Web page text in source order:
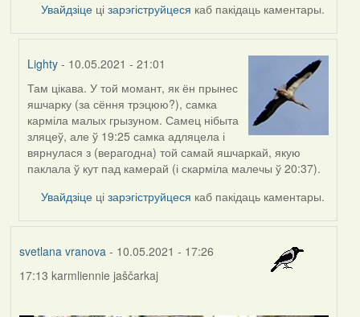
Увайдзіце цізарэгіструйцеся каб пакідаць каментары.
Lighty - 10.05.2021 - 21:01
In
reply
to
by
Feather
Там цікава. У той момант, як ён прынес
яшчарку (за сёння трэцюю?), самка
карміла малых грызуном. Самец нібыта
зляцеў, але ў 19:25 самка адляцела і
вярнулася з (верагодна) той самай яшчаркай, якую
паклала ў кут пад камерай (і скарміла малечы ў 20:37).
Увайдзіце цізарэгіструйцеся каб пакідаць каментары.
svetlana vranova- 10.05.2021 - 17:26
17:13 karmliennie jaščarkaj